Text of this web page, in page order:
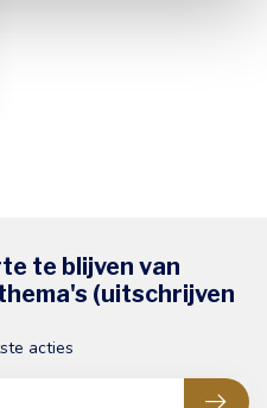
te blijven van
(uitschrijven
acties